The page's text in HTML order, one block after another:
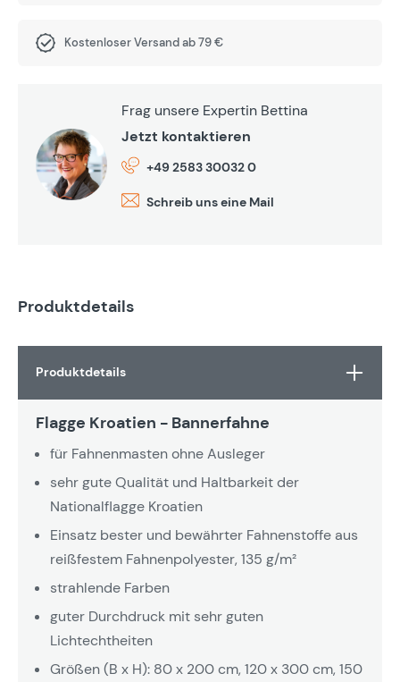
Kostenloser Versand ab 79 €
Frag unsere Expertin Bettina
Jetzt kontaktieren
+49 2583 30032 0
Schreib uns eine Mail
Produktdetails
Produktdetails
Flagge Kroatien - Bannerfahne
für Fahnenmasten ohne Ausleger
sehr gute Qualität und Haltbarkeit der
Nationalflagge Kroatien
Einsatz bester und bewährter Fahnenstoffe aus
reißfestem Fahnenpolyester, 135 g/m²
strahlende Farben
guter Durchdruck mit sehr guten
Lichtechtheiten
Größen (B x H): 80 x 200 cm, 120 x 300 cm, 150